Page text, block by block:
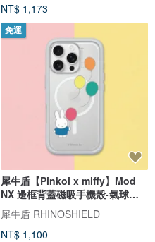
NT$ 1,173
免運
犀牛盾【Pinkoi x miffy】Mod
NX 邊框背蓋磁吸手機殼-氣球飛
走了
犀牛盾 RHINOSHIELD
NT$ 1,100